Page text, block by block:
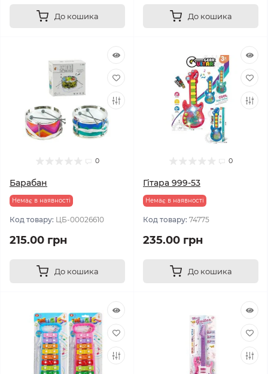
До кошика До кошика
0
Барабан
Немає в наявності
Код товару: ЦБ-00026610
215.00 грн
До кошика
0
Гітара 999-53
Немає в наявності
Код товару: 74775
235.00 грн
До кошика